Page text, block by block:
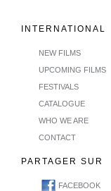
INTERNATIONAL
NEW FILMS
UPCOMING FILMS
FESTIVALS
CATALOGUE
WHO WE ARE
CONTACT
PARTAGER SUR
FACEBOOK